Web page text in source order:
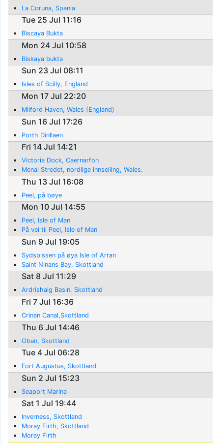
La Coruna, Spania
Tue 25 Jul 11:16
Biscaya Bukta
Mon 24 Jul 10:58
Biskaya bukta
Sun 23 Jul 08:11
Isles of Scilly, England
Mon 17 Jul 22:20
Milford Haven, Wales (England)
Sun 16 Jul 17:26
Porth Dinllaen
Fri 14 Jul 14:21
Victoria Dock, Caernarfon
Menai Stredet, nordlige innseiling, Wales.
Thu 13 Jul 16:08
Peel, på bøye
Mon 10 Jul 14:55
Peel, Isle of Man
På vei til Peel, Isle of Man
Sun 9 Jul 19:05
Sydspissen på øya Isle of Arran
Saint Ninans Bay, Skottland
Sat 8 Jul 11:29
Ardrishaig Basin, Skottland
Fri 7 Jul 16:36
Crinan Canal,Skottland
Thu 6 Jul 14:46
Oban, Skottland
Tue 4 Jul 06:28
Fort Augustus, Skottland
Sun 2 Jul 15:23
Seaport Marina
Sat 1 Jul 19:44
Inverness, Skottland
Moray Firth, Skottland
Moray Firth